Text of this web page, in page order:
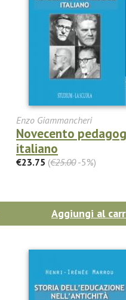
Enzo Giammancheri
Novecento
italiano
€23.75 (€25.00-5%)
Aggiungi al